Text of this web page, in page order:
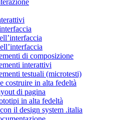
di composizione
interattivi
testuali (microtesti)
costruire in alta fedeltà
di pagina
in alta fedeltà
il design system .italia